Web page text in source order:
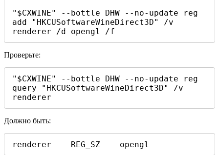
"$CXWINE" --bottle DHW --no-update reg
add "HKCUSoftwareWineDirect3D" /v
renderer /d opengl /f
Проверьте:
"$CXWINE" --bottle DHW --no-update reg
query "HKCUSoftwareWineDirect3D" /v
renderer
Должно быть:
renderer    REG_SZ    opengl